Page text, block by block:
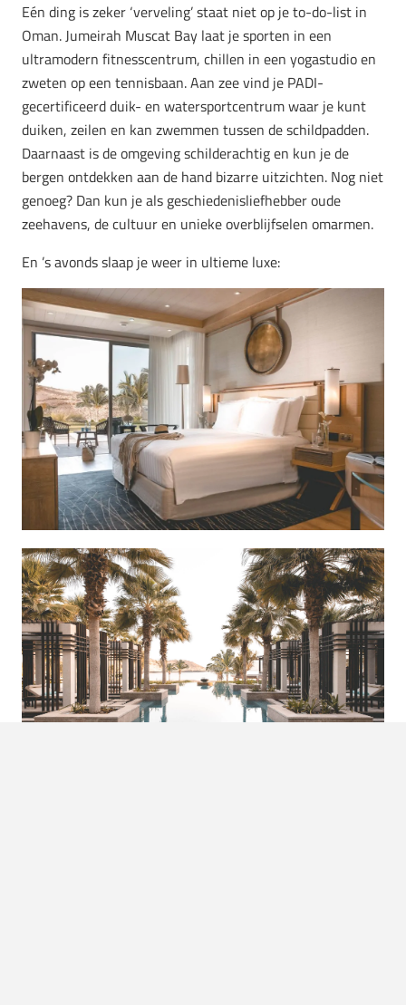
Eén ding is zeker ‘verveling’ staat niet op je to-do-list in
Oman. Jumeirah Muscat Bay laat je sporten in een
ultramodern fitnesscentrum, chillen in een yogastudio en
zweten op een tennisbaan. Aan zee vind je PADI-
gecertificeerd duik- en watersportcentrum waar je kunt
duiken, zeilen en kan zwemmen tussen de schildpadden.
Daarnaast is de omgeving schilderachtig en kun je de
bergen ontdekken aan de hand bizarre uitzichten. Nog niet
genoeg? Dan kun je als geschiedenisliefhebber oude
zeehavens, de cultuur en unieke overblijfselen omarmen.
En ’s avonds slaap je weer in ultieme luxe: